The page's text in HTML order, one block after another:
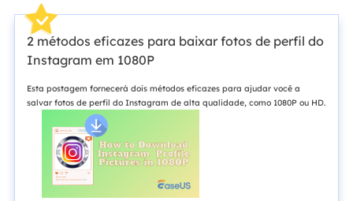
2 métodos eficazes para baixar fotos de perfil do
Instagram em 1080P
Esta postagem fornecerá dois métodos eficazes para ajudar você a
salvar fotos de perfil do Instagram de alta qualidade, como 1080P ou HD.